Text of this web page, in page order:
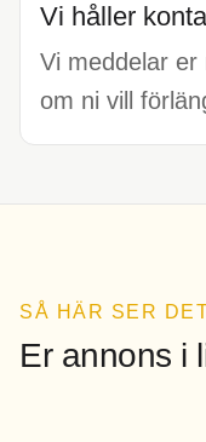
Vi håller
Vi meddelar er
om ni vill
SÅ HÄR SER
Er annons i